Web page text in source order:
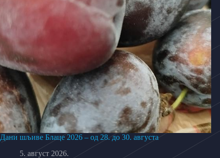
Дани шљиве Блаце 2026 – од 28. до 30. августа
5. август 2026.